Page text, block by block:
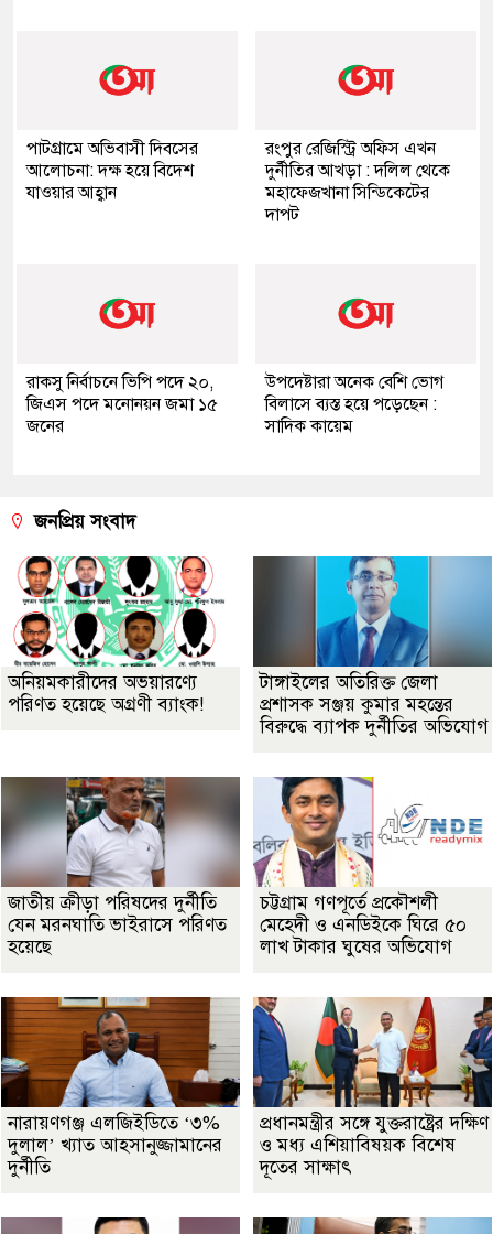
পাটগ্রামে অভিবাসী দিবসের
আলোচনা: দক্ষ হয়ে বিদেশ
যাওয়ার আহ্বান
রংপুর রেজিস্ট্রি অফিস এখন
দুর্নীতির আখড়া : দলিল থেকে
মহাফেজখানা সিন্ডিকেটের
দাপট
রাকসু নির্বাচনে ভিপি পদে ২০,
জিএস পদে মনোনয়ন জমা ১৫
জনের
উপদেষ্টারা অনেক বেশি ভোগ
বিলাসে ব্যস্ত হয়ে পড়েছেন :
সাদিক কায়েম
জনপ্রিয় সংবাদ
অনিয়মকারীদের অভয়ারণ্যে
পরিণত হয়েছে অগ্রণী ব্যাংক!
টাঙ্গাইলের অতিরিক্ত জেলা
প্রশাসক সঞ্জয় কুমার মহন্তের
বিরুদ্ধে ব্যাপক দুর্নীতির অভিযোগ
জাতীয় ক্রীড়া পরিষদের দুর্নীতি
যেন মরনঘাতি ভাইরাসে পরিণত
হয়েছে
চট্টগ্রাম গণপূর্তে প্রকৌশলী
মেহেদী ও এনডিইকে ঘিরে ৫০
লাখ টাকার ঘুষের অভিযোগ
নারায়ণগঞ্জ এলজিইডিতে ‘৩%
দুলাল’ খ্যাত আহসানুজ্জামানের
দুর্নীতি
প্রধানমন্ত্রীর সঙ্গে যুক্তরাষ্ট্রের দক্ষিণ
ও মধ্য এশিয়াবিষয়ক বিশেষ
দূতের সাক্ষাৎ